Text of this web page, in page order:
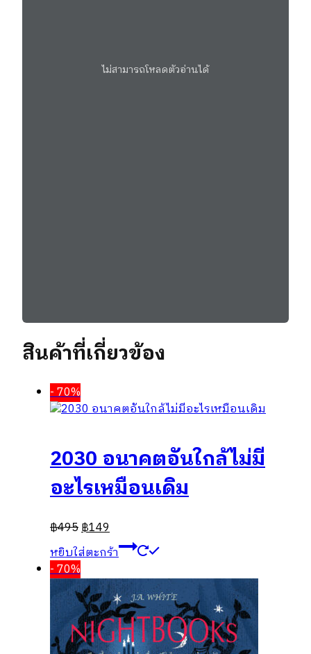
ไม่สามารถโหลดตัวอ่านได้
สินค้าที่เกี่ยวข้อง
- 70%
2030 อนาคตอันใกล้ไม่มี
อะไรเหมือนเดิม
฿495฿149
หยิบใส่ตะกร้า
- 70%